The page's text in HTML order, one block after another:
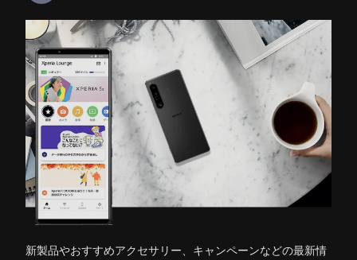
新製品やおすすめアクセサリー、キャンペーンなどの最新情